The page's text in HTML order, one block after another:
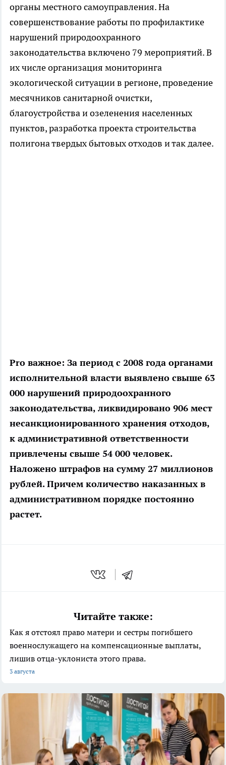
органы местного самоуправления. На
совершенствование работы по профилактике
нарушений природоохранного
законодательства включено 79 мероприятий. В
их числе организация мониторинга
экологической ситуации в регионе, проведение
месячников санитарной очистки,
благоустройства и озеленения населенных
пунктов, разработка проекта строительства
полигона твердых бытовых отходов и так далее.
Pro важное: За период с 2008 года органами
исполнительной власти выявлено свыше 63
000 нарушений природоохранного
законодательства, ликвидировано 906 мест
несанкционированного хранения отходов,
к административной ответственности
привлечены свыше 54 000 человек.
Наложено штрафов на сумму 27 миллионов
рублей. Причем количество наказанных в
административном порядке постоянно
растет.
Читайте также:
Как я отстоял право матери и сестры погибшего
военнослужащего на компенсационные выплаты,
лишив отца-уклониста этого права.
3 августа